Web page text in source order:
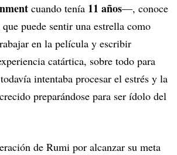
cuando tenía 11 años—, conoce
puede sentir una estrella como
en la película y escribir
catártica, sobre todo para
intentaba procesar el estrés y la
preparándose para ser ídolo del
de Rumi por alcanzar su meta